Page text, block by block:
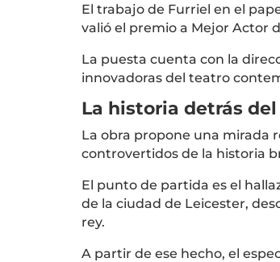
El trabajo de Furriel en el
valió el premio a Mejor Actor
La puesta cuenta con la
innovadoras del teatro
La historia detrás
La obra propone una mirada
controvertidos de la historia
El punto de partida es el
de la ciudad de Leicester,
rey.
A partir de ese hecho, el